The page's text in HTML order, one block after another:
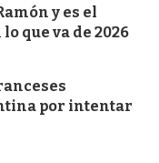
y es el
que va de 2026
por intentar